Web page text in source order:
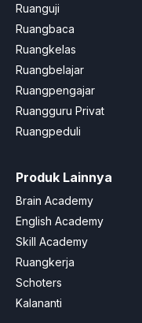
Ruanguji
Ruangbaca
Ruangkelas
Ruangbelajar
Ruangpengajar
Ruangguru Privat
Ruangpeduli
Produk Lainnya
Brain Academy
English Academy
Skill Academy
Ruangkerja
Schoters
Kalananti